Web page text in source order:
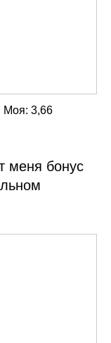
Моя: 3,66
меня бонус